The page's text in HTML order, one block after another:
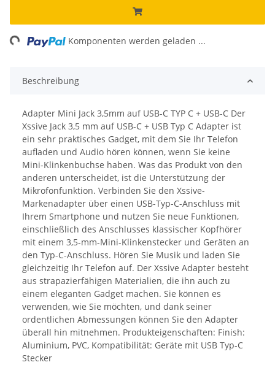
Komponenten werden geladen ...
Beschreibung
Adapter Mini Jack 3,5mm auf USB-C TYP C + USB-C Der
Xssive Jack 3,5 mm auf USB-C + USB Typ C Adapter ist
ein sehr praktisches Gadget, mit dem Sie Ihr Telefon
aufladen und Audio hören können, wenn Sie keine
Mini-Klinkenbuchse haben. Was das Produkt von den
anderen unterscheidet, ist die Unterstützung der
Mikrofonfunktion. Verbinden Sie den Xssive-
Markenadapter über einen USB-Typ-C-Anschluss mit
Ihrem Smartphone und nutzen Sie neue Funktionen,
einschließlich des Anschlusses klassischer Kopfhörer
mit einem 3,5-mm-Mini-Klinkenstecker und Geräten an
den Typ-C-Anschluss. Hören Sie Musik und laden Sie
gleichzeitig Ihr Telefon auf. Der Xssive Adapter besteht
aus strapazierfähigen Materialien, die ihn auch zu
einem eleganten Gadget machen. Sie können es
verwenden, wie Sie möchten, und dank seiner
ordentlichen Abmessungen können Sie den Adapter
überall hin mitnehmen. Produkteigenschaften: Finish:
Aluminium, PVC, Kompatibilität: Geräte mit USB Typ-C
Stecker